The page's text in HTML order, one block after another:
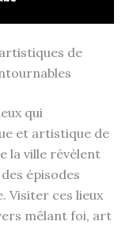
de
qui
et artistique de
la ville révèlent
épisodes
Visiter ces lieux
mêlant foi, art